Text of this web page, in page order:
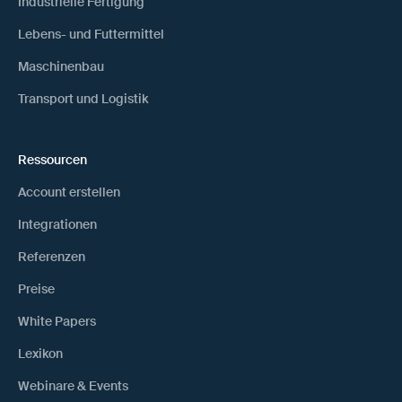
Lebens- und Futtermittel
Maschinenbau
Transport und Logistik
Ressourcen
Account erstellen
Integrationen
Referenzen
Preise
White Papers
Lexikon
Webinare & Events